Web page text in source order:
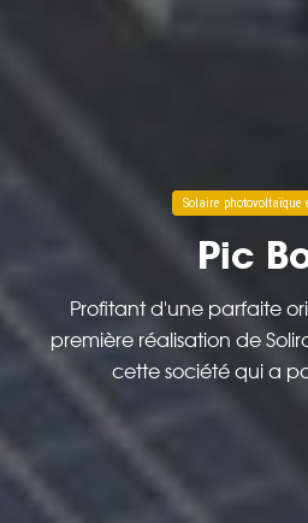
Solaire photovoltaïque
Pic
Profitant d'une parfaite
première réalisation de
cette société qui a